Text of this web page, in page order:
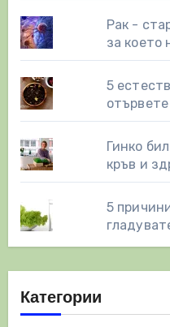
Рак -
за което
5
Гинко
кръв и
5
Категории